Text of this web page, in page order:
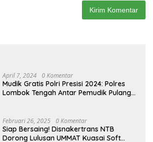
April 7, 2024 0 Komentar
Mudik Gratis Polri Presisi 2024: Polres
Lombok Tengah Antar Pemudik Pulang
Februari 26, 2025 0 Komentar
Siap Bersaing! Disnakertrans NTB
Dorong Lulusan UMMAT Kuasai Soft